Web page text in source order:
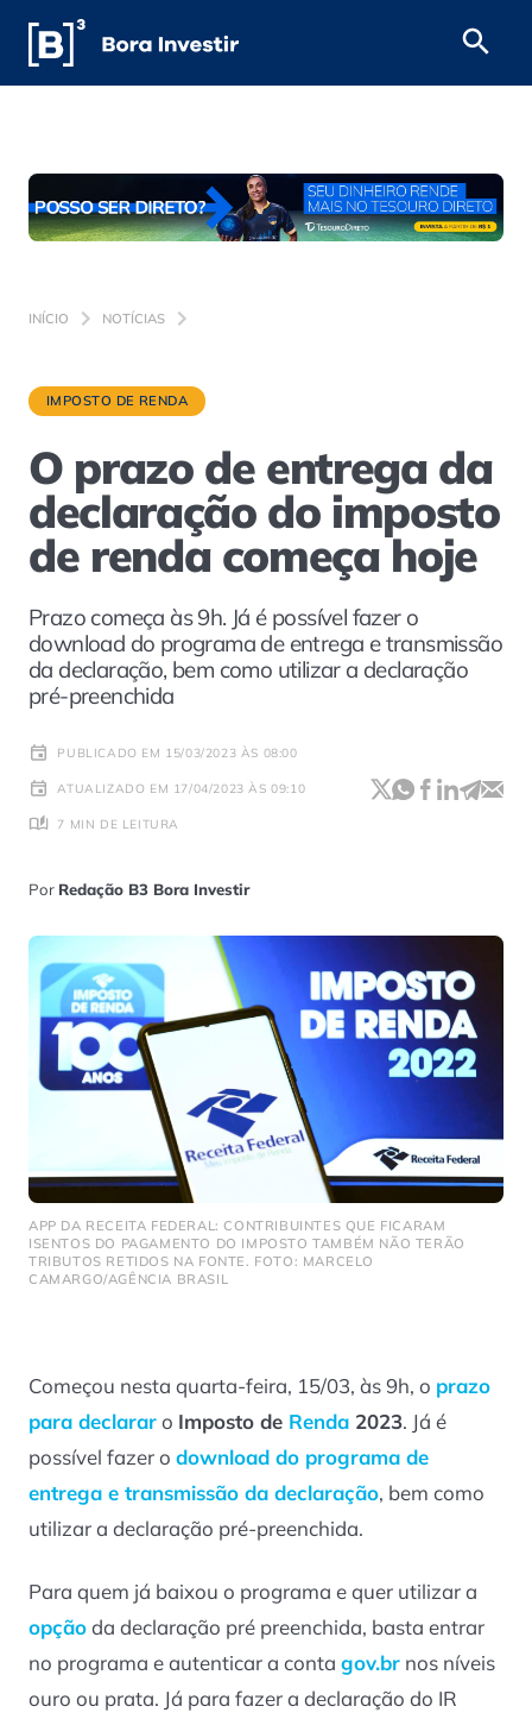
INÍCIO NOTÍCIAS
IMPOSTO DE RENDA
O prazo de entrega da
declaração do imposto
de renda começa hoje
Prazo começa às 9h. Já é possível fazer o
download do programa de entrega e transmissão
da declaração, bem como utilizar a declaração
pré-preenchida
PUBLICADO EM 15/03/2023 ÀS 08:00
ATUALIZADO EM 17/04/2023 ÀS 09:10
7 MIN DE LEITURA
Por Redação B3 Bora Investir
APP DA RECEITA FEDERAL: CONTRIBUINTES QUE FICARAM
ISENTOS DO PAGAMENTO DO IMPOSTO TAMBÉM NÃO TERÃO
TRIBUTOS RETIDOS NA FONTE. FOTO: MARCELO
CAMARGO/AGÊNCIA BRASIL
Começou nesta quarta-feira, 15/03, às 9h, o prazo
para declararo Imposto de Renda 2023. Já é
possível fazer o download do programa de
entrega e transmissão da declaração, bem como
utilizar a declaração pré-preenchida.
Para quem já baixou o programa e quer utilizar a
opçãoda declaração pré preenchida, basta entrar
no programa e autenticar a conta gov.br nos níveis
ouro ou prata. Já para fazer a declaração do IR